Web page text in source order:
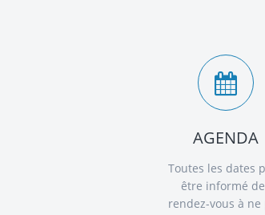
AGENDA
Toutes les dates
être informé
rendez-vous à ne